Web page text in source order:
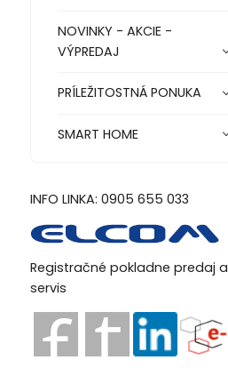
NOVINKY - AKCIE -
VÝPREDAJ
PRÍLEŽITOSTNÁ PONUKA
SMART HOME
INFO LINKA: 0905 655 033
Registračné pokladne predaj a
servis